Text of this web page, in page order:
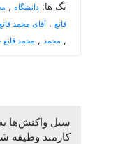
تگ ها:دانشگاه ,
قانع ,آقای محمد
محمد , محمد قانع ,
سیل واکنش‌ها
کارمند وظیفه